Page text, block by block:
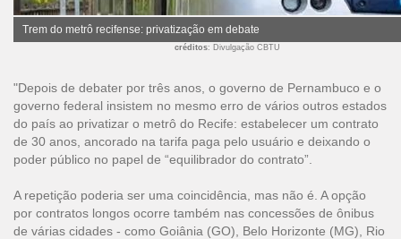
Trem do metrô recifense: privatização em debate
créditos: Divulgação CBTU
"Depois de debater por três anos, o governo de Pernambuco e o
governo federal insistem no mesmo erro de vários outros estados
do país ao privatizar o metrô do Recife: estabelecer um contrato
de 30 anos, ancorado na tarifa paga pelo usuário e deixando o
poder público no papel de “equilibrador do contrato”.
A repetição poderia ser uma coincidência, mas não é. A opção
por contratos longos ocorre também nas concessões de ônibus
de várias cidades - como Goiânia (GO), Belo Horizonte (MG), Rio